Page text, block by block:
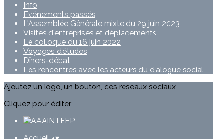
Info
Evénements passés
L'Assemblée Générale mixte du 29 juin 2023
Visites d'entreprises et déplacements
Le colloque du 16 juin 2022
Voyages d'études
Dîners-débat
Les rencontres avec les acteurs du dialogue social
Ajoutez un logo, un bouton, des réseaux sociaux
Cliquez pour éditer